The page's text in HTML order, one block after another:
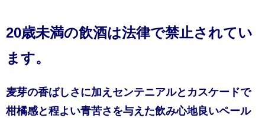
20歳未満の飲酒は法律で禁止されてい
ます。
麦芽の香ばしさに加えセンテニアルとカスケードで
柑橘感と程よい青苦さを与えた飲み心地良いペール